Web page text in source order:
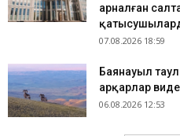
арналған
07.08.2026 18:59
Баянауыл
арқарлар
06.08.2026 12:53